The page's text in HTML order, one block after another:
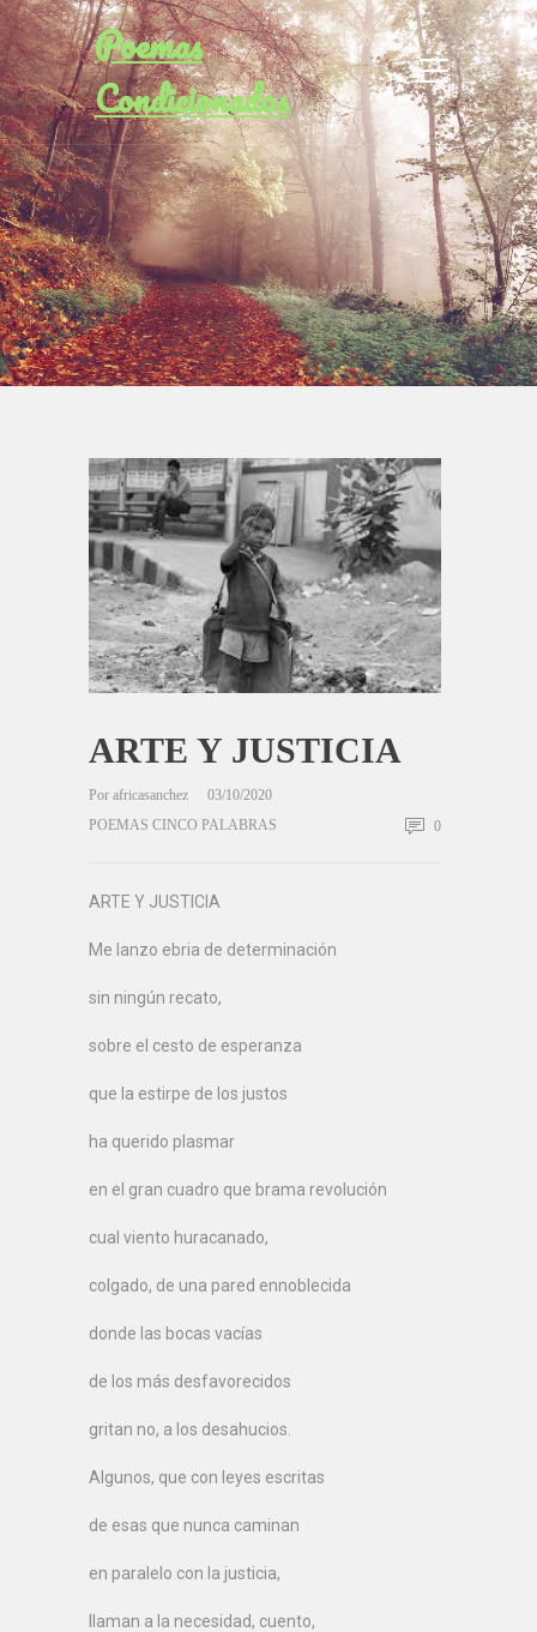
Poemas
Condicionados
ARTE Y JUSTICIA
Por africasanchez
03/10/2020
POEMAS CINCO PALABRAS
0
ARTE Y JUSTICIA
Me lanzo ebria de determinación
sin ningún recato,
sobre el cesto de esperanza
que la estirpe de los justos
ha querido plasmar
en el gran cuadro que brama revolución
cual viento huracanado,
colgado, de una pared ennoblecida
donde las bocas vacías
de los más desfavorecidos
gritan no, a los desahucios.
Algunos, que con leyes escritas
de esas que nunca caminan
en paralelo con la justicia,
llaman a la necesidad, cuento,